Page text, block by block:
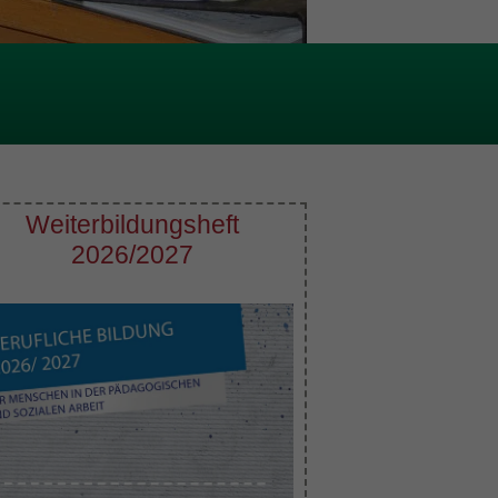
Weiterbildungsheft
2026/2027